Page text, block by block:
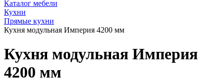
Каталог мебели
Кухни
Прямые кухни
Кухня модульная Империя 4200 мм
Кухня модульная Империя
4200 мм